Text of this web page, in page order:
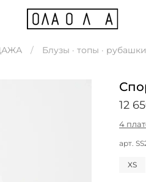
Блузы · топы · рубашки
арт.
12
4
XS